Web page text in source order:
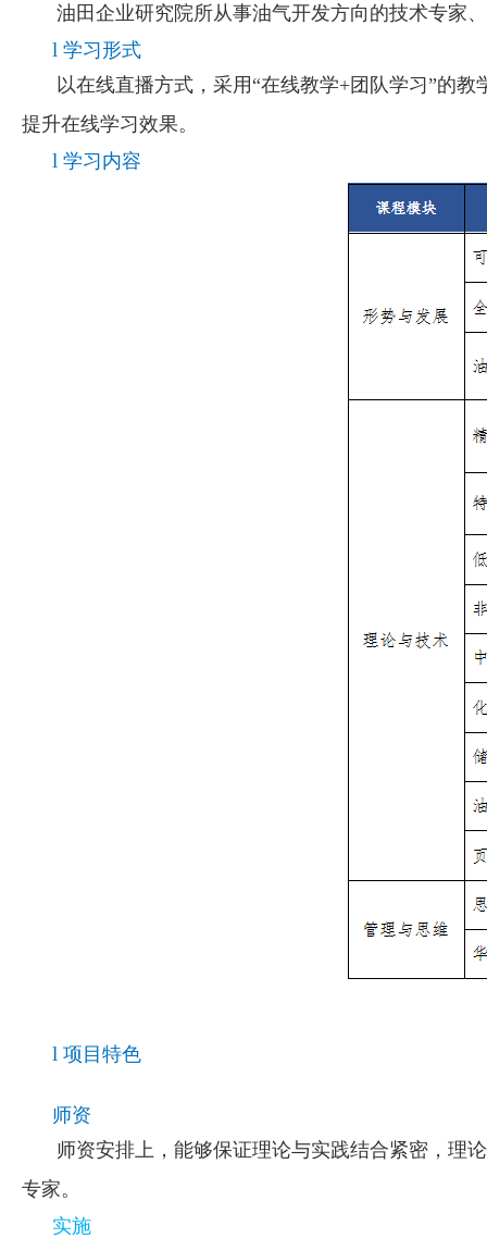
油田企业研究院所从事油气开发方向的技术专家
l 学习形式
以在线直播方式，采用“在线教学+团队学习”的
提升在线学习效果。
l 学习内容
l 项目特色
师资
师资安排上，能够保证理论与实践结合紧密，理
专家。
实施